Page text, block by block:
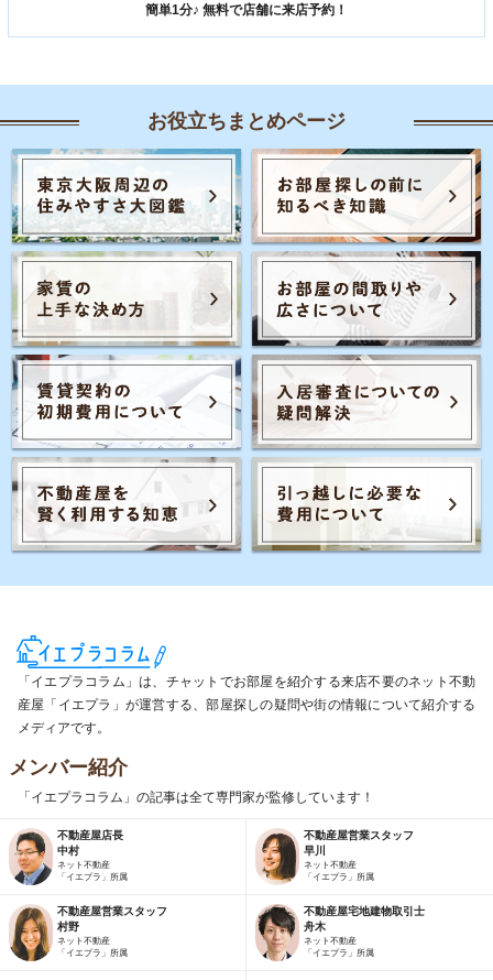
簡単1分♪ 無料で店舗に来店予約！
お役立ちまとめページ
「イエプラコラム」は、チャットでお部屋を紹介する来店不要のネット不動
産屋「イエプラ」が運営する、部屋探しの疑問や街の情報について紹介する
メディアです。
メンバー紹介
「イエプラコラム」の記事は全て専門家が監修しています！
不動産屋店長
中村
ネット不動産
「イエプラ」所属
不動産屋営業スタッフ
早川
ネット不動産
「イエプラ」所属
不動産屋営業スタッフ
村野
ネット不動産
「イエプラ」所属
不動産屋宅地建物取引士
舟木
ネット不動産
「イエプラ」所属